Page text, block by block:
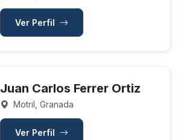
Ver Perfil
Juan Carlos Ferrer Ortiz
Motril, Granada
Ver Perfil